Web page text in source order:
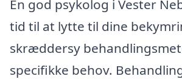
En god psykolog i Vester
tid til at lytte til dine
skræddersy
specifikke behov.